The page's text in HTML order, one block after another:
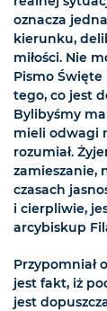
oznacza
kierunku,
miłości. Nie
Pismo
tego, co jest
Bylibyśmy
mieli odwagi
rozumiał.
zamieszanie,
czasach
i cierpliwie,
arcybiskup
Przypomniał
jest fakt, iż
jest